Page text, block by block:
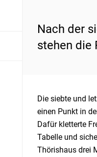
Nach der
stehen die
Die siebte und
einen Punkt in
Dafür kletterte
Tabelle und
Thörishaus drei